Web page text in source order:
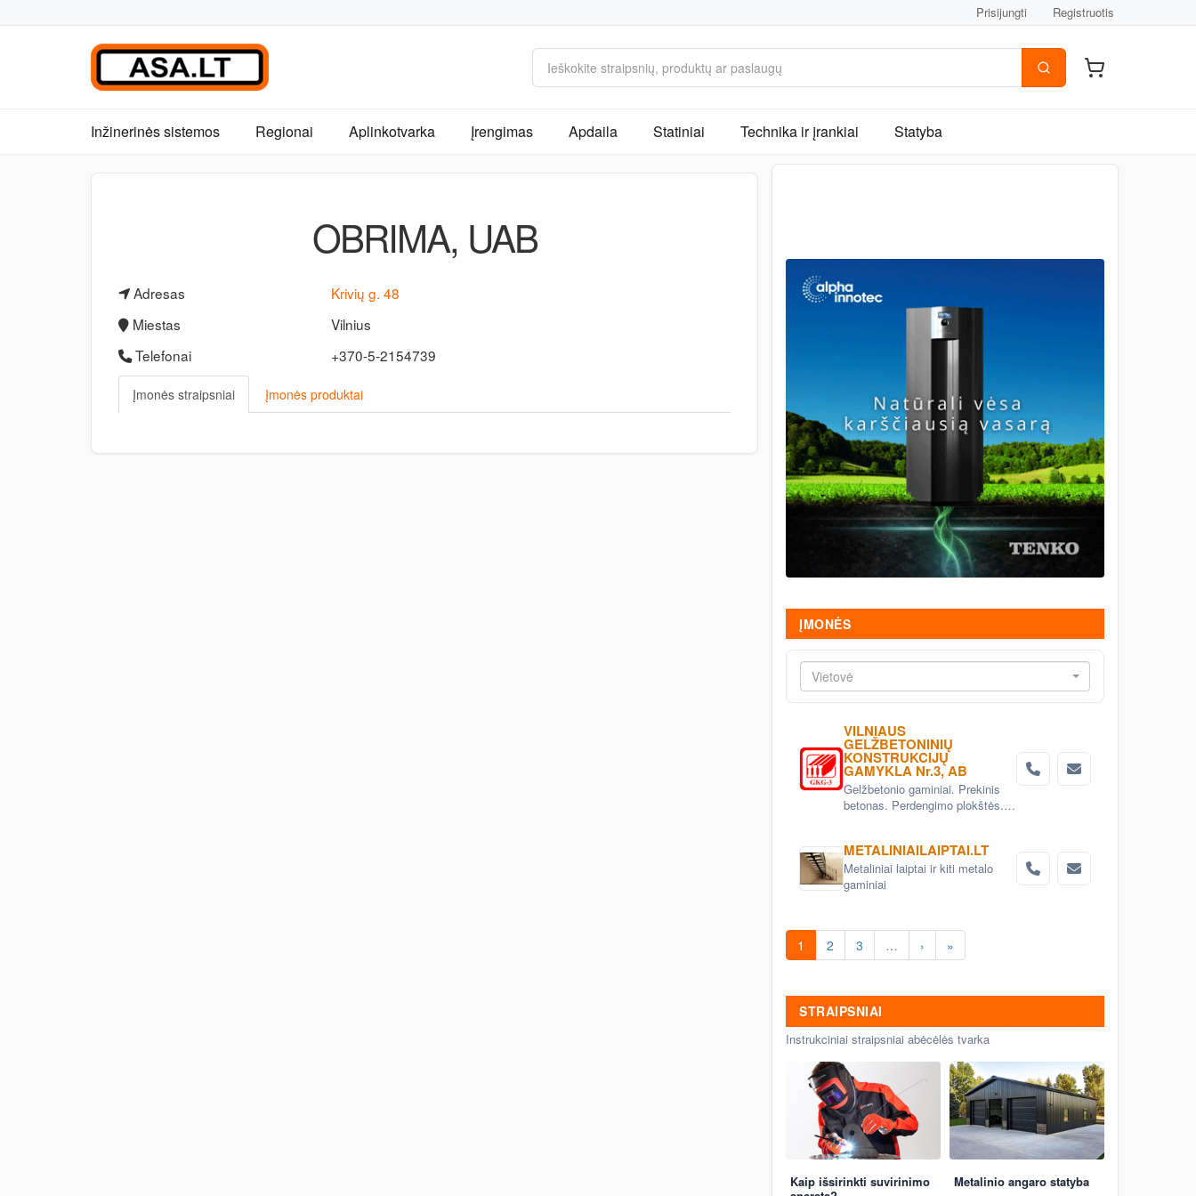
Prisijungti Registruotis
Inžinerinės sistemos Regionai Aplinkotvarka Įrengimas Apdaila Statiniai Technika ir įrankiai Statyba
OBRIMA, UAB
Adresas
Krivių g. 48
Miestas
Vilnius
Telefonai
+370-5-2154739
Įmonės straipsniai Įmonės produktai
ĮMONĖS
Vietovė
VILNIAUS
GELŽBETONINIŲ
KONSTRUKCIJŲ
GAMYKLA Nr.3, AB
Gelžbetonio gaminiai. Prekinis
betonas. Perdengimo plokštės.
Betoniniai šulinio žiedai. Tvoros
elementai
METALINIAILAIPTAI.LT
Metaliniai laiptai ir kiti metalo
gaminiai
1 2 3 … › »
STRAIPSNIAI
Instrukciniai straipsniai abėcėlės tvarka
Kaip išsirinkti suvirinimo
Metalinio angaro statyba